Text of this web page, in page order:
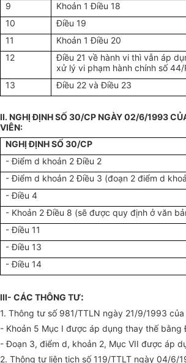
9
Khoản 1 Điều 18
10
Điều 19
11
Khoản 1 Điều 20
12
Điều 21 về hành vi thì vẫn áp
xử lý vi phạm hành chính số
13
Điều 22 và Điều 23
II. NGHỊ ĐỊNH SỐ 30/CP NGÀY 02/6/1993
VIÊN:
NGHỊ ĐỊNH SỐ 30/CP
- Điểm d khoản 2 Điều 2
- Điểm d khoản 2 Điều 3 (đoạn 2 điểm d
- Điều 4
- Khoản 2 Điều 8 (sẽ được quy định ở văn
- Điều 11
- Điều 13
- Điều 14
III- CÁC THÔNG TƯ:
1. Thông tư số 981/TTLN ngày 21/9/1993
- Khoản 5 Mục I được áp dụng thay thế bằng
- Đoạn 3, điểm d, khoản 2, Mục VII được áp
2. Thông tư liên tịch số 119/TTLT ngày 04/6/